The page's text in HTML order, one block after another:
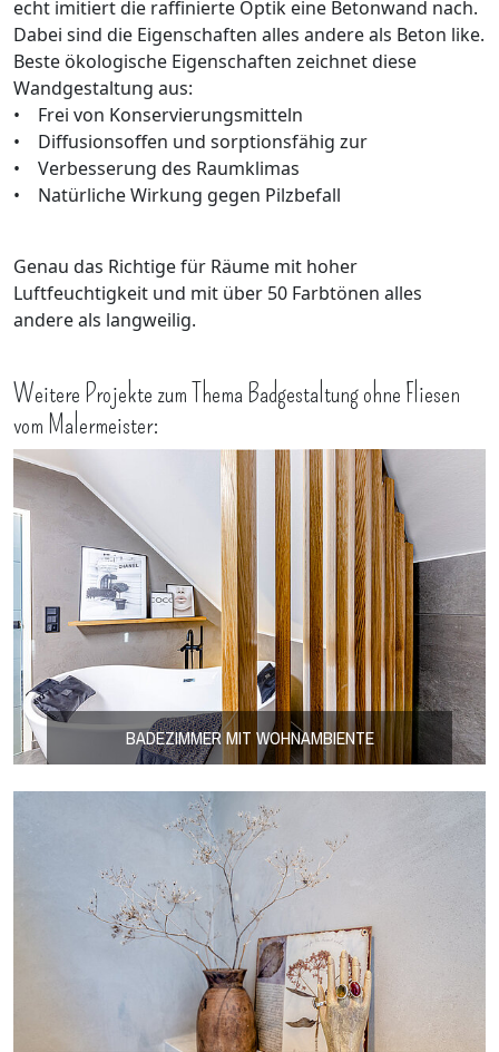
echt imitiert die raffinierte Optik eine Betonwand nach.
Dabei sind die Eigenschaften alles andere als Beton like.
Beste ökologische Eigenschaften zeichnet diese
Wandgestaltung aus:
• Frei von Konservierungsmitteln
• Diffusionsoffen und sorptionsfähig zur
• Verbesserung des Raumklimas
• Natürliche Wirkung gegen Pilzbefall
Genau das Richtige für Räume mit hoher
Luftfeuchtigkeit und mit über 50 Farbtönen alles
andere als langweilig.
Weitere Projekte zum Thema Badgestaltung ohne Fliesen
vom Malermeister:
BADEZIMMER MIT WOHNAMBIENTE